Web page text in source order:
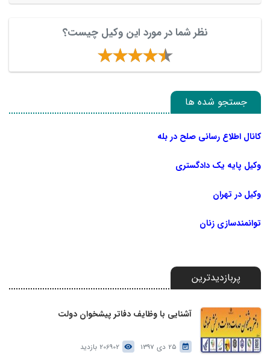
نظر شما در مورد این وکیل چیست؟
جستجو شده ها
کانال اطلاع رسانی صلح در بله
وکیل پایه یک دادگستری
وکیل در تهران
توانمندسازی زنان
پربازدیدترین
آشنایی با وظایف دفاتر پیشخوان دولت
25 دی 1397 206902 بازدید